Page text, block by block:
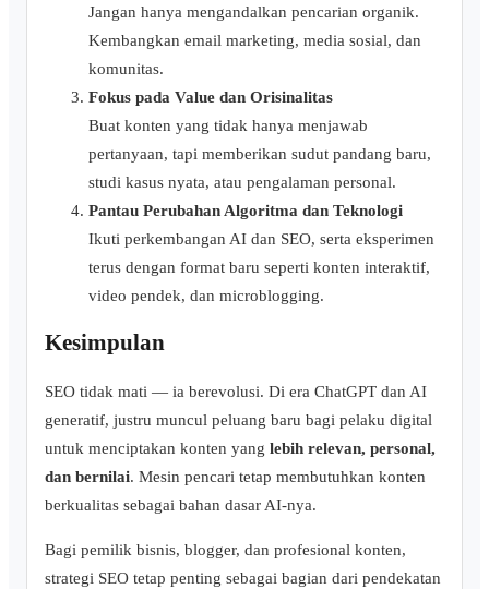
Jangan hanya mengandalkan pencarian organik.
Kembangkan email marketing, media sosial, dan
komunitas.
Fokus pada Value dan Orisinalitas
Buat konten yang tidak hanya menjawab
pertanyaan, tapi memberikan sudut pandang baru,
studi kasus nyata, atau pengalaman personal.
Pantau Perubahan Algoritma dan Teknologi
Ikuti perkembangan AI dan SEO, serta eksperimen
terus dengan format baru seperti konten interaktif,
video pendek, dan microblogging.
Kesimpulan
SEO tidak mati — ia berevolusi. Di era ChatGPT dan AI
generatif, justru muncul peluang baru bagi pelaku digital
untuk menciptakan konten yang lebih relevan, personal,
dan bernilai. Mesin pencari tetap membutuhkan konten
berkualitas sebagai bahan dasar AI-nya.
Bagi pemilik bisnis, blogger, dan profesional konten,
strategi SEO tetap penting sebagai bagian dari pendekatan